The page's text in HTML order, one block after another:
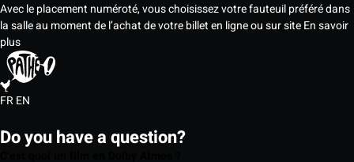
Avec le placement numéroté, vous choisissez votre fauteuil préféré dans
la salle au moment de l’achat de votre billet en ligne ou sur siteEn savoir
plus
FREN
Do you have a question?